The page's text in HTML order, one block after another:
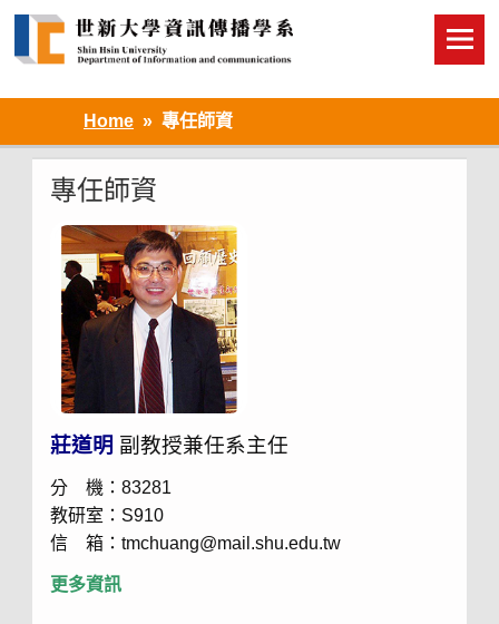
Home 專任師資
專任師資
莊道明 副教授兼任系主任
分 機：83281
教研室：S910
信 箱：tmchuang@mail.shu.edu.tw
更多資訊